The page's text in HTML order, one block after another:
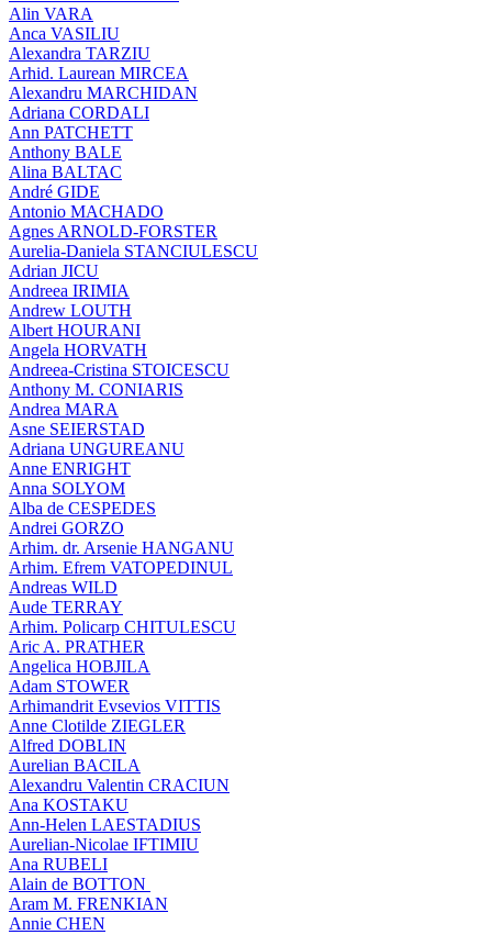
Alin VARA
Anca VASILIU
Alexandra TARZIU
Arhid. Laurean MIRCEA
Alexandru MARCHIDAN
Adriana CORDALI
Ann PATCHETT
Anthony BALE
Alina BALTAC
André GIDE
Antonio MACHADO
Agnes ARNOLD-FORSTER
Aurelia-Daniela STANCIULESCU
Adrian JICU
Andreea IRIMIA
Andrew LOUTH
Albert HOURANI
Angela HORVATH
Andreea-Cristina STOICESCU
Anthony M. CONIARIS
Andrea MARA
Asne SEIERSTAD
Adriana UNGUREANU
Anne ENRIGHT
Anna SOLYOM
Alba de CESPEDES
Andrei GORZO
Arhim. dr. Arsenie HANGANU
Arhim. Efrem VATOPEDINUL
Andreas WILD
Aude TERRAY
Arhim. Policarp CHITULESCU
Aric A. PRATHER
Angelica HOBJILA
Adam STOWER
Arhimandrit Evsevios VITTIS
Anne Clotilde ZIEGLER
Alfred DOBLIN
Aurelian BACILA
Alexandru Valentin CRACIUN
Ana KOSTAKU
Ann-Helen LAESTADIUS
Aurelian-Nicolae IFTIMIU
Ana RUBELI
Alain de BOTTON
Aram Μ. FRENKIAN
Annie CHEN